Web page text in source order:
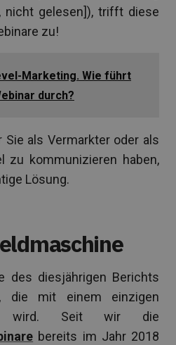
nicht gelesen]), trifft diese
zu!
Marketing. Wie führt
durch?
als Vermarkter oder als
zu kommunizieren haben,
Lösung.
des diesjährigen Berichts
die mit einem einzigen
wird. Seit wir die
bereits im Jahr 2018